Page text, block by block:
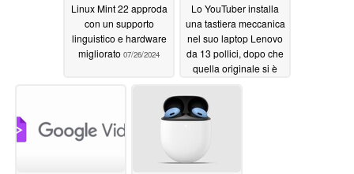
Linux Mint 22 approda
con un supporto
linguistico e hardware
migliorato 07/26/2024
Lo YouTuber installa
una tastiera meccanica
nel suo laptop Lenovo
da 13 pollici, dopo che
quella originale si è
guastata due volte